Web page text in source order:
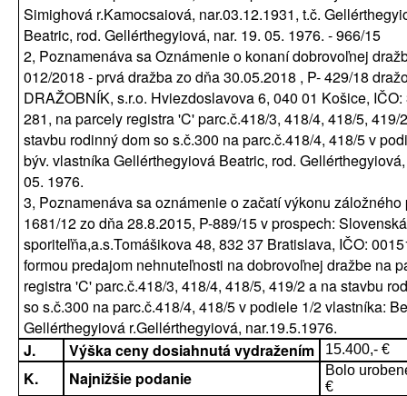
Simighová r.Kamocsaiová, nar.03.12.1931, t.č.
Beatric, rod. Gellérthegyiová, nar. 19. 05. 1976. - 966/15
2, Poznamenáva sa Oznámenie o konaní dobrovoľnej
012/2018 - prvá dražba zo dňa 30.05.2018 , P- 429/18
DRAŽOBNÍK, s.r.o. Hviezdoslavova 6, 040 01 Košice,
281, na parcely registra 'C' parc.č.418/3, 418/4, 418/5, 419/
stavbu rodinný dom so s.č.300 na parc.č.418/4, 418/5 v
býv. vlastníka Gellérthegyiová Beatric, rod.
05. 1976.
3, Poznamenáva sa oznámenie o začatí výkonu záložného
1681/12 zo dňa 28.8.2015, P-889/15 v prospech: Slovenská
sporiteľňa,a.s.Tomášikova 48, 832 37 Bratislava, IČO:
formou predajom nehnuteľnosti na dobrovoľnej dražbe na
registra 'C' parc.č.418/3, 418/4, 418/5, 419/2 a na stavbu
so s.č.300 na parc.č.418/4, 418/5 v podiele 1/2 vlastníka:
Gellérthegyiová r.Gellérthegyiová, nar.19.5.1976.
J.
Výška ceny dosiahnutá vydražením 15.400,- €
K. Najnižšie podanie
Bolo
€